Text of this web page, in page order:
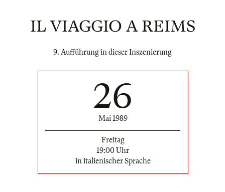
IL VIAGGIO A REIMS
9. Aufführung in dieser Inszenierung
26
Mai 1989
Freitag
19:00 Uhr
in italienischer Sprache